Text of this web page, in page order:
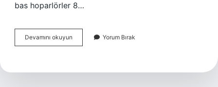
bas hoparlörler 8…
Devamını okuyun Midrange
Için
Mi
Yorum Bırak